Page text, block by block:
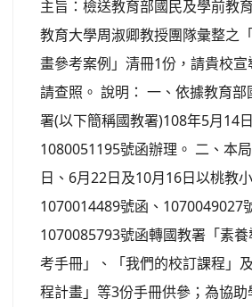
主旨：檢送教育部國民及學前教
教育大學周淑卿教授團隊彙整之
畫參考案例」清冊1份，請貴校宣
請查照。 說明： 一、依據教育部
署(以下簡稱國教署)108年5月14
1080051195號函辦理。 二、本
日、6月22日及10月16日以桃教
1070014489號函、1070049027
1070085793號函轉國教署「素
考手冊」、「我們的校訂課程」
程計畫」等3份手冊供參；為協